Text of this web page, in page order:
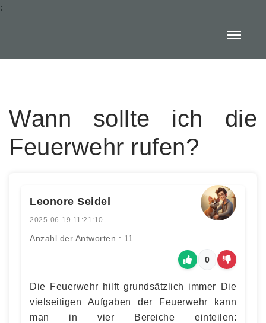
:
Wann sollte ich die
Feuerwehr rufen?
Leonore Seidel
2025-06-19 11:21:10
Anzahl der Antworten : 11
0
Die Feuerwehr hilft grundsätzlich immer Die
vielseitigen Aufgaben der Feuerwehr kann
man in vier Bereiche einteilen: